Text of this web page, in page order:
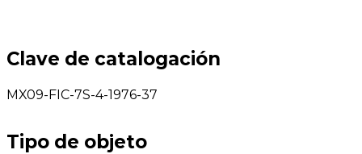
Clave de catalogación
MX09-FIC-7S-4-1976-37
Tipo de objeto